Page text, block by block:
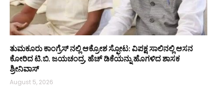
ತುಮಕೂರು ಕಾಂಗ್ರೆಸ್ ನಲ್ಲಿ ಆಕ್ರೋಶ ಸ್ಫೋಟ: ವಿಪಕ್ಷ ಸಾಲಿನಲ್ಲಿ ಆಸನ
ಕೋರಿದ ಟಿ.ಬಿ. ಜಯಚಂದ್ರ, ಹೆಚ್ ಡಿಕೆಯನ್ನು ಹೊಗಳಿದ ಶಾಸಕ
ಶ್ರೀನಿವಾಸ್
August 5, 2026